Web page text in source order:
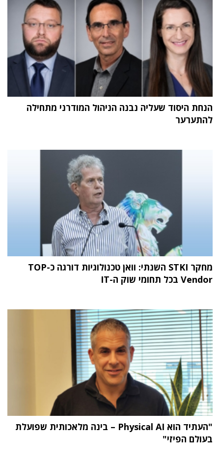
הנחת היסוד שעליה נבנה הניהול המודרני מתחילה
להתערער
מחקר STKI השנתי: וואן טכנולוגיות דורגה כ-TOP
Vendor בכל תחומי שוק ה-IT
"העתיד הוא Physical AI – בינה מלאכותית שפועלת
בעולם הפיזי"